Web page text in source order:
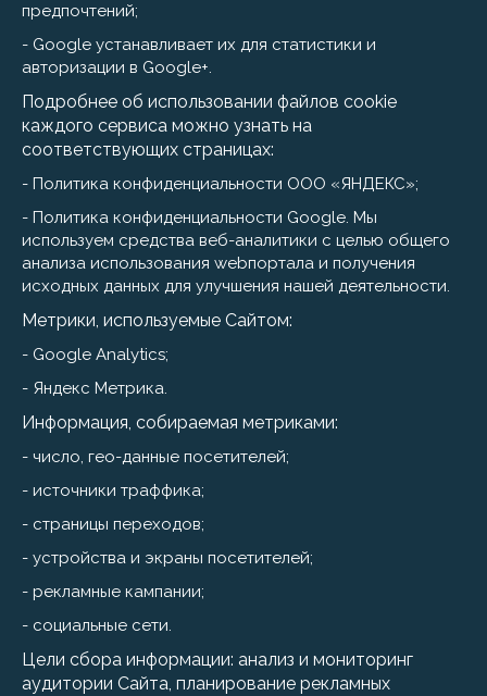
предпочтений;
- Google устанавливает их для статистики и
авторизации в Google+.
Подробнее об использовании файлов cookie
каждого сервиса можно узнать на
соответствующих страницах:
- Политика конфиденциальности ООО «ЯНДЕКС»;
- Политика конфиденциальности Google. Мы
используем средства веб-аналитики с целью общего
анализа использования webпортала и получения
исходных данных для улучшения нашей деятельности.
Метрики, используемые Сайтом:
- Google Analytics;
- Яндекс Метрика.
Информация, собираемая метриками:
- число, гео-данные посетителей;
- источники траффика;
- страницы переходов;
- устройства и экраны посетителей;
- рекламные кампании;
- социальные сети.
Цели сбора информации: анализ и мониторинг
аудитории Сайта, планирование рекламных